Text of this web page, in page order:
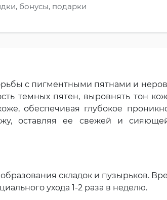
бонусы, подарки
с пигментными пятнами и
темных пятен, выровнять тон
обеспечивая глубокое
оставляя ее свежей и
складок и пузырьков.
ухода 1-2 раза в неделю.